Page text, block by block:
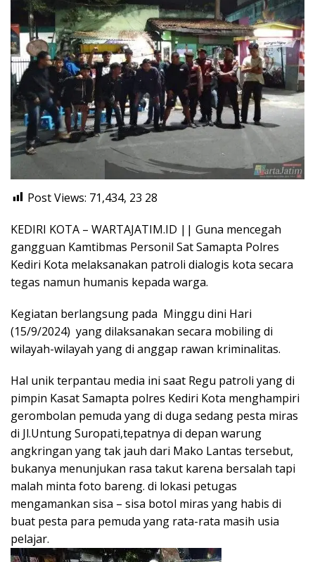
Post Views: 71,434, 23 28
KEDIRI KOTA – WARTAJATIM.ID || Guna mencegah
gangguan Kamtibmas Personil Sat Samapta Polres
Kediri Kota melaksanakan patroli dialogis kota secara
tegas namun humanis kepada warga.
Kegiatan berlangsung pada Minggu dini Hari
(15/9/2024) yang dilaksanakan secara mobiling di
wilayah-wilayah yang di anggap rawan kriminalitas.
Hal unik terpantau media ini saat Regu patroli yang di
pimpin Kasat Samapta polres Kediri Kota menghampiri
gerombolan pemuda yang di duga sedang pesta miras
di Jl.Untung Suropati,tepatnya di depan warung
angkringan yang tak jauh dari Mako Lantas tersebut,
bukanya menunjukan rasa takut karena bersalah tapi
malah minta foto bareng. di lokasi petugas
mengamankan sisa – sisa botol miras yang habis di
buat pesta para pemuda yang rata-rata masih usia
pelajar.